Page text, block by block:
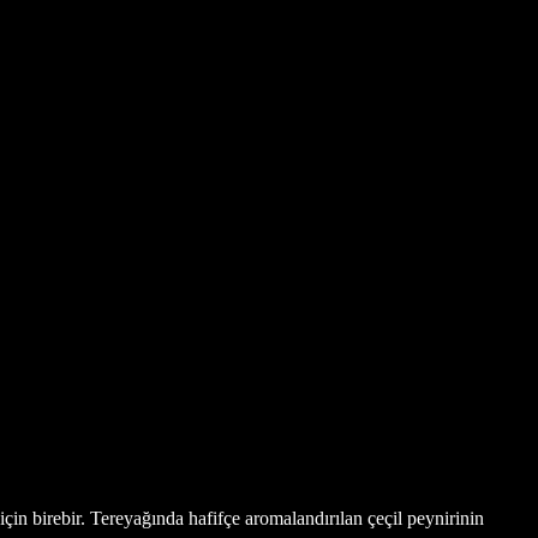
birebir. Tereyağında hafifçe aromalandırılan çeçil peynirinin